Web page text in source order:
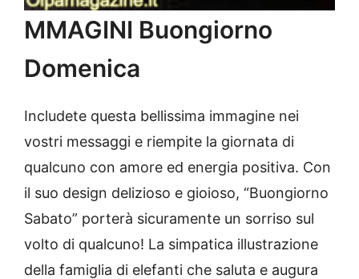
MMAGINI Buongiorno
Domenica
Includete questa bellissima immagine nei
vostri messaggi e riempite la giornata di
qualcuno con amore ed energia positiva. Con
il suo design delizioso e gioioso, “Buongiorno
Sabato” porterà sicuramente un sorriso sul
volto di qualcuno! La simpatica illustrazione
della famiglia di elefanti che saluta e augura